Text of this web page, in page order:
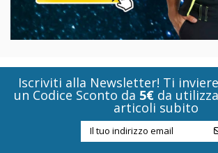
Iscriviti alla Newsletter! Ti
un Codice Sconto da 5€ da
articoli subito